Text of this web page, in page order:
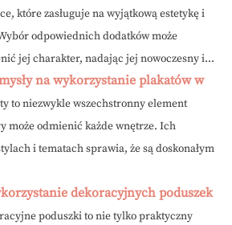
które zasługuje na wyjątkową estetykę i
odpowiednich dodatków może
jej charakter, nadając jej nowoczesny i...
na wykorzystanie plakatów w
to niezwykle wszechstronny element
może odmienić każde wnętrze. Ich
i tematach sprawia, że są doskonałym
dekoracyjnych poduszek
poduszki to nie tylko praktyczny